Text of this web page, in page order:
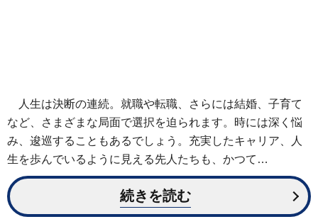
人生は決断の連続。就職や転職、さらには結婚、子育て
など、さまざまな局面で選択を迫られます。時には深く悩
み、逡巡することもあるでしょう。充実したキャリア、人
生を歩んでいるように見える先人たちも、かつて…
続きを読む